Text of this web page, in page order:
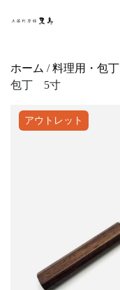
ホーム /料理用・包丁
包丁 5寸
アウトレット